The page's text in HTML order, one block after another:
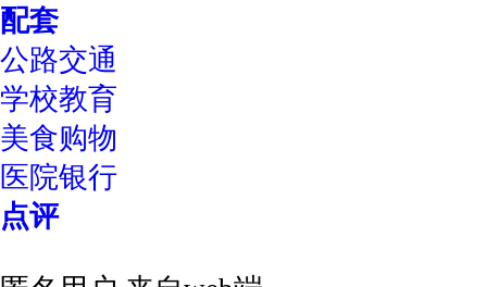
配套
公路交通
学校教育
美食购物
医院银行
点评